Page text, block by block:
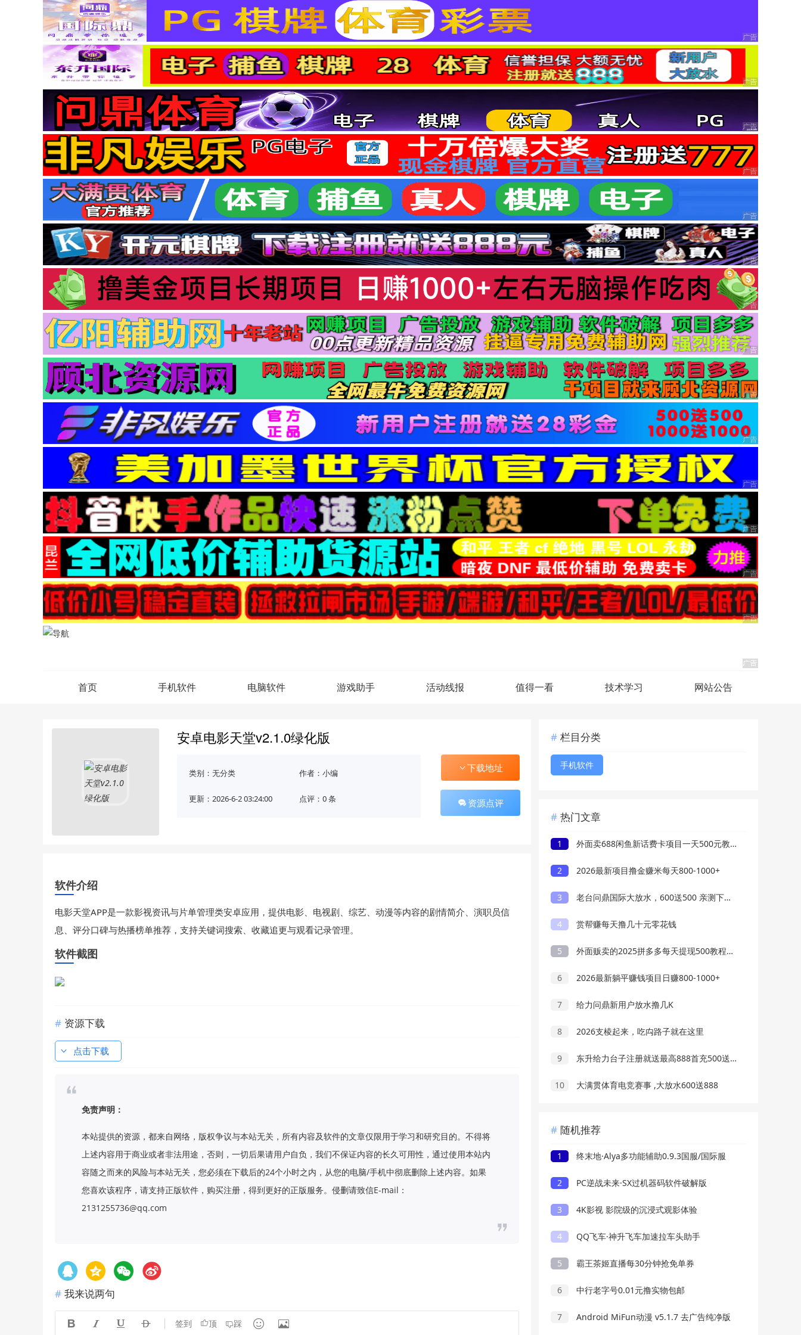
首页 手机软件 电脑软件 游戏助手 活动线报 值得一看 技术学习 网站公告
安卓电影天堂v2.1.0绿化版
类别： 无分类 作者：小编
更新：2026-6-2 03:24:00 点评：0 条
下载地址
资源点评
软件介绍
电影天堂APP是一款影视资讯与片单管理类安卓应用，提供电影、电视剧、综艺、动漫等内容的剧情简介、演职员信
息、评分口碑与热播榜单推荐，支持关键词搜索、收藏追更与观看记录管理。
软件截图
资源下载
点击下载
免责声明：
本站提供的资源，都来自网络，版权争议与本站无关，所有内容及软件的文章仅限用于学习和研究目的。不得将
上述内容用于商业或者非法用途，否则，一切后果请用户自负，我们不保证内容的长久可用性，通过使用本站内
容随之而来的风险与本站无关，您必须在下载后的24个小时之内，从您的电脑/手机中彻底删除上述内容。如果
您喜欢该程序，请支持正版软件，购买注册，得到更好的正版服务。侵删请致信E-mail：
2131255736@qq.com
我来说两句
    签到 顶 踩  
栏目分类
手机软件
热门文章
1 外面卖688闲鱼新话费卡项目一天500元教程
2 2026最新项目撸金赚米每天800-1000+
3 老台问鼎国际大放水，600送500 亲测下分3W
4 赏帮赚每天撸几十元零花钱
5 外面贩卖的2025拼多多每天提现500教程来了
6 2026最新躺平赚钱项目日赚800-1000+
7 给力问鼎新用户放水撸几K
8 2026支棱起来，吃禸路子就在这里
9 东升给力台子注册就送最高888首充500送1000
10 大满贯体育电竞赛事 ,大放水600送888
随机推荐
1 终末地·Alya多功能辅助0.9.3国服/国际服
2 PC逆战未来·SX过机器码软件破解版
3 4K影视 影院级的沉浸式观影体验
4 QQ飞车·神升飞车加速拉车头助手
5 霸王茶姬直播每30分钟抢免单券
6 中行老字号0.01元撸实物包邮
7 Android MiFun动漫 v5.1.7 去广告纯净版